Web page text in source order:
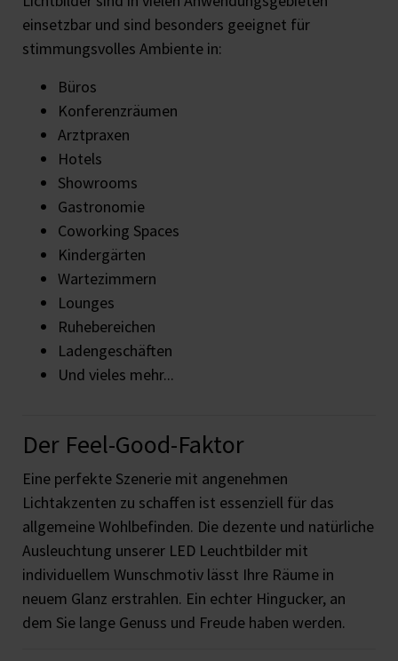
einsetzbar und sind besonders geeignet für
stimmungsvolles Ambiente in:
Büros
Konferenzräumen
Arztpraxen
Hotels
Showrooms
Gastronomie
Coworking Spaces
Kindergärten
Wartezimmern
Lounges
Ruhebereichen
Ladengeschäften
Und vieles mehr...
Der Feel-Good-Faktor
Eine perfekte Szenerie mit angenehmen
Lichtakzenten zu schaffen ist essenziell für das
allgemeine Wohlbefinden. Die dezente und natürliche
Ausleuchtung unserer LED Leuchtbilder mit
individuellem Wunschmotiv lässt Ihre Räume in
neuem Glanz erstrahlen. Ein echter Hingucker, an
dem Sie lange Genuss und Freude haben werden.